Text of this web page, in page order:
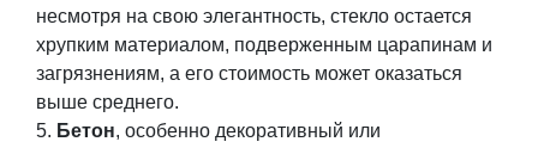
несмотря на свою элегантность, стекло остается
хрупким материалом, подверженным царапинам и
загрязнениям, а его стоимость может оказаться
выше среднего.
Бетон, особенно декоративный или